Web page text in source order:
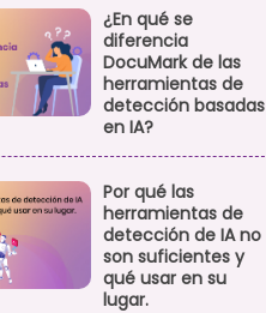
¿En qué se
diferencia
DocuMark de las
herramientas de
detección basadas
en IA?
Por qué las
herramientas de
detección de IA no
son suficientes y
qué usar en su
lugar.